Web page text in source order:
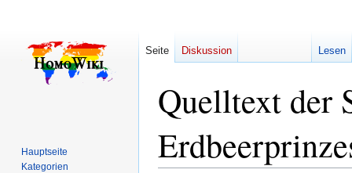
Quelltext der
Seite Diskussion Lesen
Hauptseite
Kategorien